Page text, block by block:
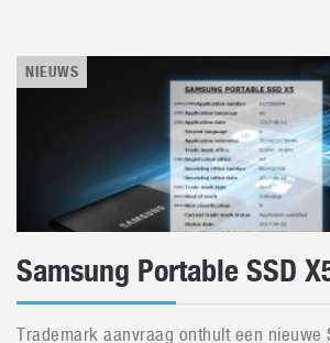
NIEUWS
Samsung Portable SSD
Trademark aanvraag onthult een nieuwe